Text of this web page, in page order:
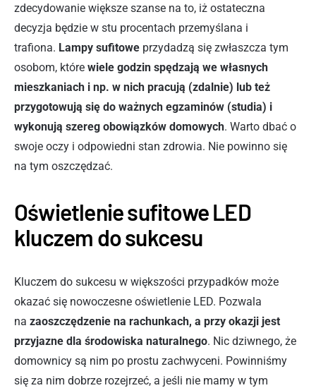
zdecydowanie większe szanse na to, iż ostateczna
decyzja będzie w stu procentach przemyślana i
trafiona. Lampy sufitowe przydadzą się zwłaszcza tym
osobom, które wiele godzin spędzają we własnych
mieszkaniach i np. w nich pracują (zdalnie) lub też
przygotowują się do ważnych egzaminów (studia) i
wykonują szereg obowiązków domowych. Warto dbać o
swoje oczy i odpowiedni stan zdrowia. Nie powinno się
na tym oszczędzać.
Oświetlenie sufitowe LED
kluczem do sukcesu
Kluczem do sukcesu w większości przypadków może
okazać się nowoczesne oświetlenie LED. Pozwala
na zaoszczędzenie na rachunkach, a przy okazji jest
przyjazne dla środowiska naturalnego. Nic dziwnego, że
domownicy są nim po prostu zachwyceni. Powinniśmy
się za nim dobrze rozejrzeć, a jeśli nie mamy w tym